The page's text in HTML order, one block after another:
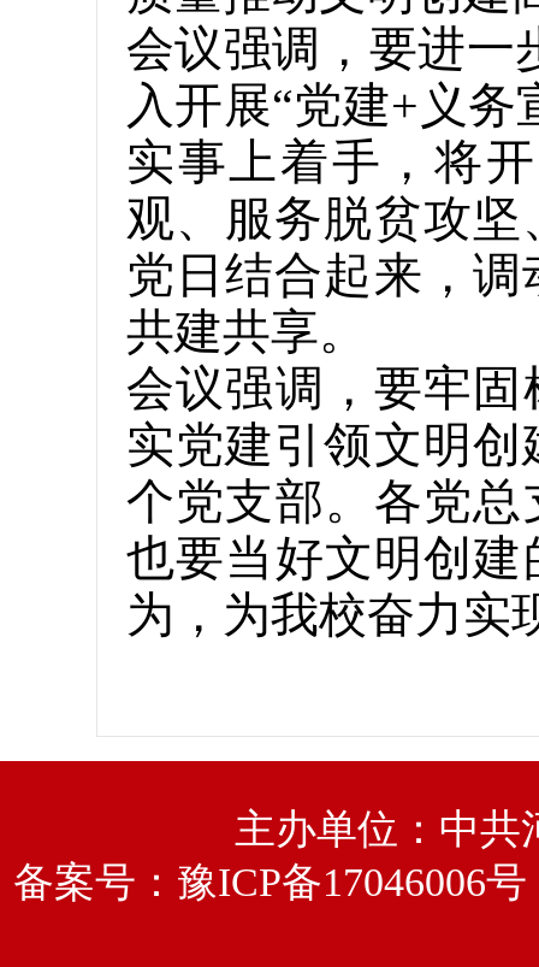
会议强调，要进一
入开展“党建+义
实事上着手，将
观、服务脱贫攻
党日结合起来，
共建共享。
会议强调，要牢
实党建引领文明
个党支部。各党
也要当好文明创
为，为我校奋力实
主办单位：中
备案号： 豫ICP备17046006号